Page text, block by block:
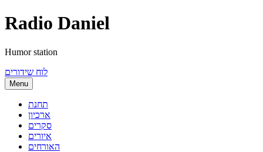
Radio Daniel
Humor station
לוח שידורים
Menu
תחנת
ארכיון
סקרים
איורים
האורחים